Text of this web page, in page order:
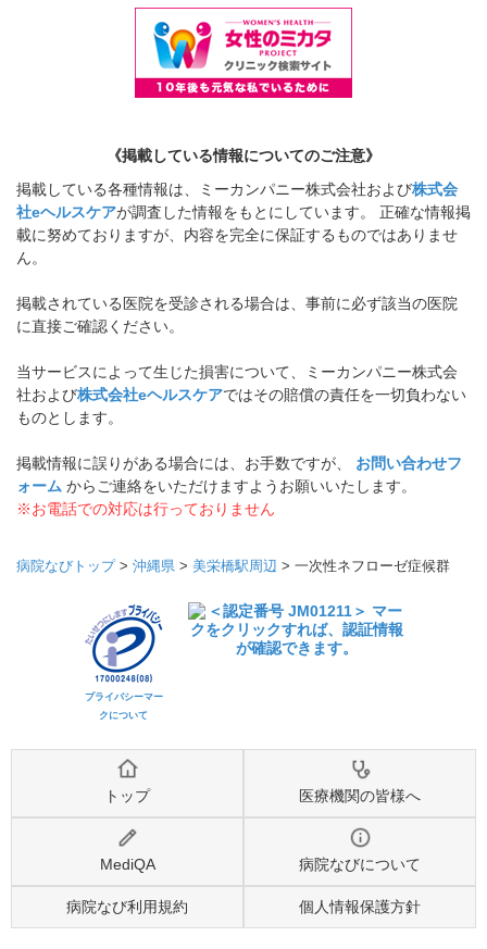
《掲載している情報についてのご注意》
掲載している各種情報は、ミーカンパニー株式会社および株式会
社eヘルスケアが調査した情報をもとにしています。 正確な情報掲
載に努めておりますが、内容を完全に保証するものではありませ
ん。
掲載されている医院を受診される場合は、事前に必ず該当の医院
に直接ご確認ください。
当サービスによって生じた損害について、ミーカンパニー株式会
社および株式会社eヘルスケアではその賠償の責任を一切負わない
ものとします。
掲載情報に誤りがある場合には、お手数ですが、 お問い合わせフ
ォーム からご連絡をいただけますようお願いいたします。
※お電話での対応は行っておりません
病院なびトップ> 沖縄県 > 美栄橋駅周辺 > 一次性ネフローゼ症候群
プライバシーマー
クについて
トップ 医療機関の皆様へ
MediQA 病院なびについて
病院なび利用規約 個人情報保護方針